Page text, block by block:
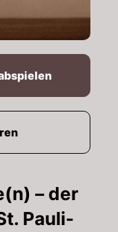
– der
Pauli-